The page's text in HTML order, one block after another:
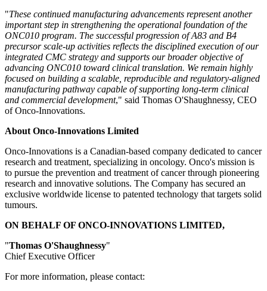
"These continued manufacturing advancements represent another
important step in strengthening the operational foundation of the
ONC010 program. The successful progression of A83 and B4
precursor scale-up activities reflects the disciplined execution of our
integrated CMC strategy and supports our broader objective of
advancing ONC010 toward clinical translation. We remain highly
focused on building a scalable, reproducible and regulatory-aligned
manufacturing pathway capable of supporting long-term clinical
and commercial development," said Thomas O'Shaughnessy, CEO
of Onco-Innovations.
About Onco-Innovations Limited
Onco-Innovations is a Canadian-based company dedicated to cancer
research and treatment, specializing in oncology. Onco's mission is
to pursue the prevention and treatment of cancer through pioneering
research and innovative solutions. The Company has secured an
exclusive worldwide license to patented technology that targets solid
tumours.
ON BEHALF OF ONCO-INNOVATIONS LIMITED,
"Thomas O'Shaughnessy"
Chief Executive Officer
For more information, please contact: